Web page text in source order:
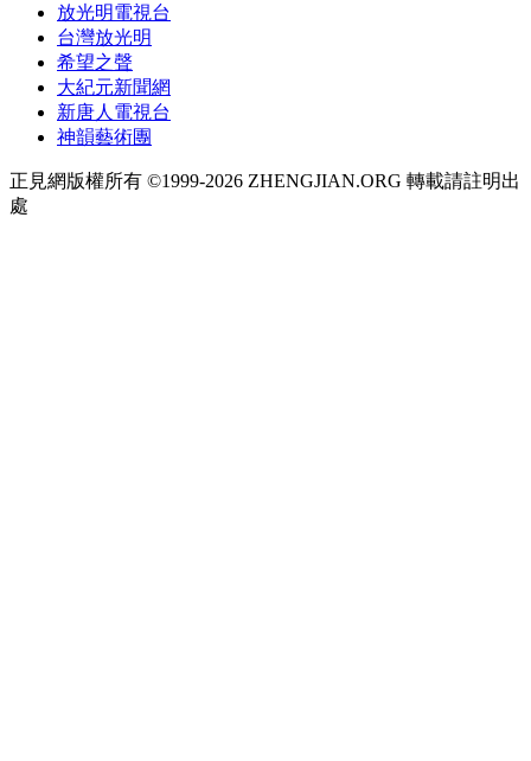
放光明電視台
台灣放光明
希望之聲
大紀元新聞網
新唐人電視台
神韻藝術團
正見網版權所有 ©1999-2026 ZHENGJIAN.ORG 轉載請註明出
處